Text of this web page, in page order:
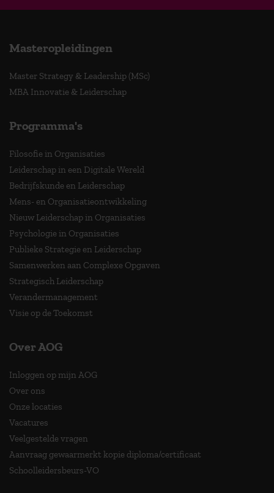
Masteropleidingen
Master Strategy & Leadership (MSc)
MBA Innovatie & Leiderschap
Programma's
Filosofie in Organisaties
Leiderschap in een Digitale Wereld
Bedrijfskunde en Leiderschap
Mens- en Organisatieontwikkeling
Nieuw Leiderschap in Organisaties
Psychologie in Organisaties
Publieke Strategie en Leiderschap
Samenwerken aan Complexe Opgaven
Strategisch Leiderschap
Verandermanagement
Visie op de Toekomst
Over AOG
Inloggen op mijn AOG
Over ons
Onze locaties
Vacatures
Veelgestelde vragen
Aanvraag gewaarmerkt kopie diploma/certificaat
Schoolleidersbeurs-VO